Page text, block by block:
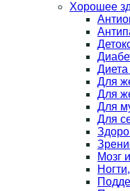
Хорошее
Диета
Для
Для
Для
Для
Мозг